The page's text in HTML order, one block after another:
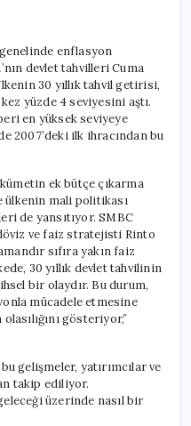
için
enflasyon
devlet tahvilleri Cuma
30 yıllık tahvil getirisi,
yüzde 4 seviyesini aştı.
en yüksek seviyeye
2007’deki ilk ihracından bu
ek bütçe çıkarma
mali politikası
de yansıtıyor. SMBC
ve faiz stratejisti Rinto
sıfıra yakın faiz
30 yıllık devlet tahvilinin
bir olaydır. Bu durum,
mücadele etmesine
gösteriyor,”
gelişmeler, yatırımcılar ve
takip ediliyor.
üzerinde nasıl bir